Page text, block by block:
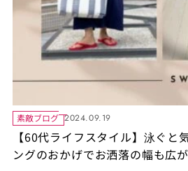
素敵ブログ 2024.09.19
【60代ライフスタイル】泳ぐと
ングのおかげでお洒落の幅も広